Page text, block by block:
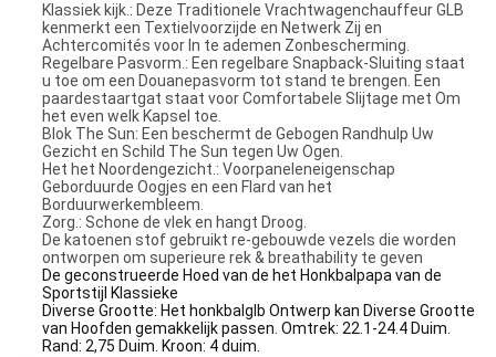
Klassiek kijk.: Deze Traditionele Vrachtwagenchauffeur GLB
kenmerkt een Textielvoorzijde en Netwerk Zij en
Achtercomités voor In te ademen Zonbescherming.
Regelbare Pasvorm.: Een regelbare Snapback-Sluiting staat
u toe om een Douanepasvorm tot stand te brengen. Een
paardestaartgat staat voor Comfortabele Slijtage met Om
het even welk Kapsel toe.
Blok The Sun: Een beschermt de Gebogen Randhulp Uw
Gezicht en Schild The Sun tegen Uw Ogen.
Het het Noordengezicht.: Voorpaneleneigenschap
Geborduurde Oogjes en een Flard van het
Borduurwerkembleem.
Zorg.: Schone de vlek en hangt Droog.
De katoenen stof gebruikt re-gebouwde vezels die worden
ontworpen om superieure rek & breathability te geven
De geconstrueerde Hoed van de het Honkbalpapa van de
Sportstijl Klassieke
Diverse Grootte: Het honkbalglb Ontwerp kan Diverse Grootte
van Hoofden gemakkelijk passen. Omtrek: 22.1-24.4 Duim.
Rand: 2,75 Duim. Kroon: 4 duim.